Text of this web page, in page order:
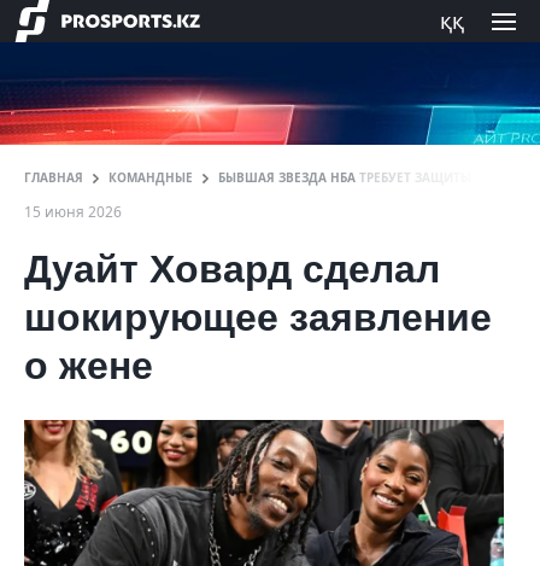
ққ
ГЛАВНАЯ КОМАНДНЫЕ БЫВШАЯ ЗВЕЗДА НБА ТРЕБУЕТ ЗАЩИТЫ ОТ
15 июня 2026
Дуайт Ховард сделал
шокирующее заявление
о жене